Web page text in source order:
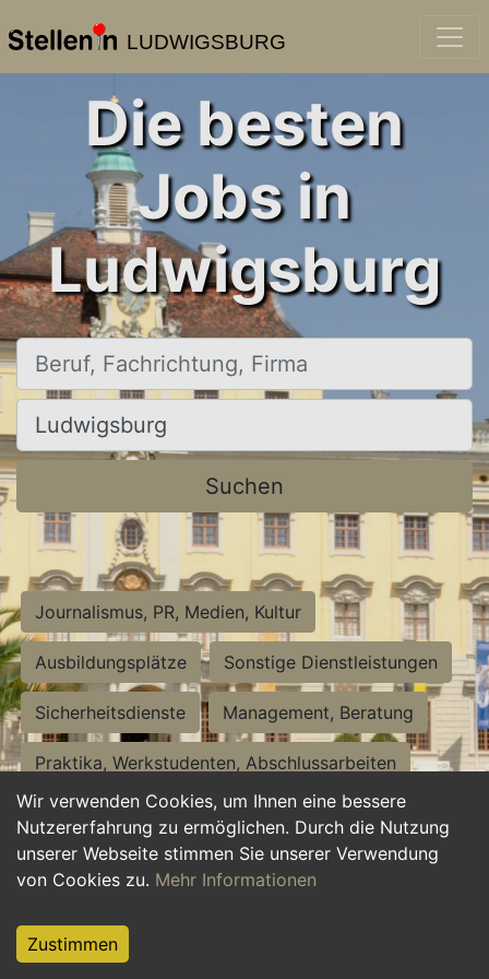
LUDWIGSBURG
Wir verwenden Cookies, um Ihnen eine bessere
Nutzererfahrung zu ermöglichen. Durch die Nutzung
unserer Webseite stimmen Sie unserer Verwendung
von Cookies zu. Mehr Informationen
Zustimmen
Die besten
Jobs in
Ludwigsburg
Beruf, Fachrichtung, Firma
Ort, Stadt
Suchen
Journalismus, PR, Medien, Kultur
Ausbildungsplätze Sonstige Dienstleistungen
Sicherheitsdienste Management, Beratung
Praktika, Werkstudenten, Abschlussarbeiten
Personalwesen Assistenz, Sekretariat
Hilfskräfte, Aushilfs- und Nebenjobs
Weiterbildung, Studium, duale Ausbildung